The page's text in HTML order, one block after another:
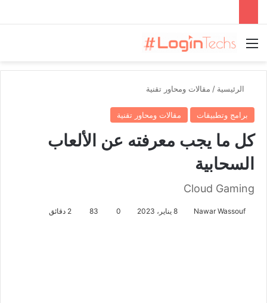
القائمة
الرئيسية / مقالات ومحاور تقنية
برامج وتطبيقات مقالات ومحاور تقنية
كل ما يجب معرفته عن الألعاب
السحابية
Cloud Gaming
Nawar Wassouf 8 يناير، 2023 0
83